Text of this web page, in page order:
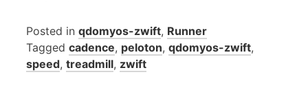
Posted in qdomyos-zwift, Runner
Tagged cadence, peloton, qdomyos-zwift,
speed, treadmill, zwift